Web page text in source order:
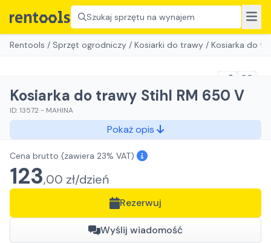
Szukaj sprzętu na wynajem
Rentools / Sprzęt ogrodniczy / Kosiarki do trawy / Kosiarka do
Kosiarka do trawy Stihl RM 650 V
ID:13572 - MAHINA
Pokaż opis
Cena brutto (zawiera 23% VAT)
123,00 zł/dzień
Rezerwuj
Wyślij wiadomość